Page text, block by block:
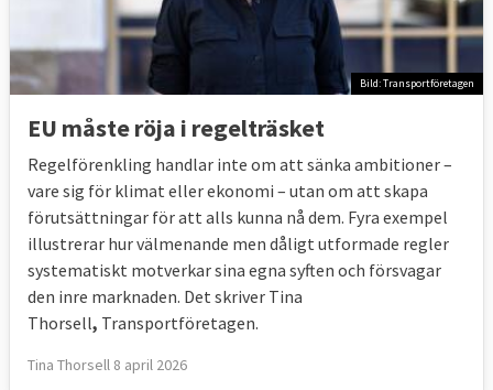
Bild: Transportföretagen
EU måste röja i regelträsket
Regelförenkling handlar inte om att sänka ambitioner –
vare sig för klimat eller ekonomi – utan om att skapa
förutsättningar för att alls kunna nå dem. Fyra exempel
illustrerar hur välmenande men dåligt utformade regler
systematiskt motverkar sina egna syften och försvagar
den inre marknaden. Det skriver Tina
Thorsell, Transportföretagen.
Tina Thorsell 8 april 2026